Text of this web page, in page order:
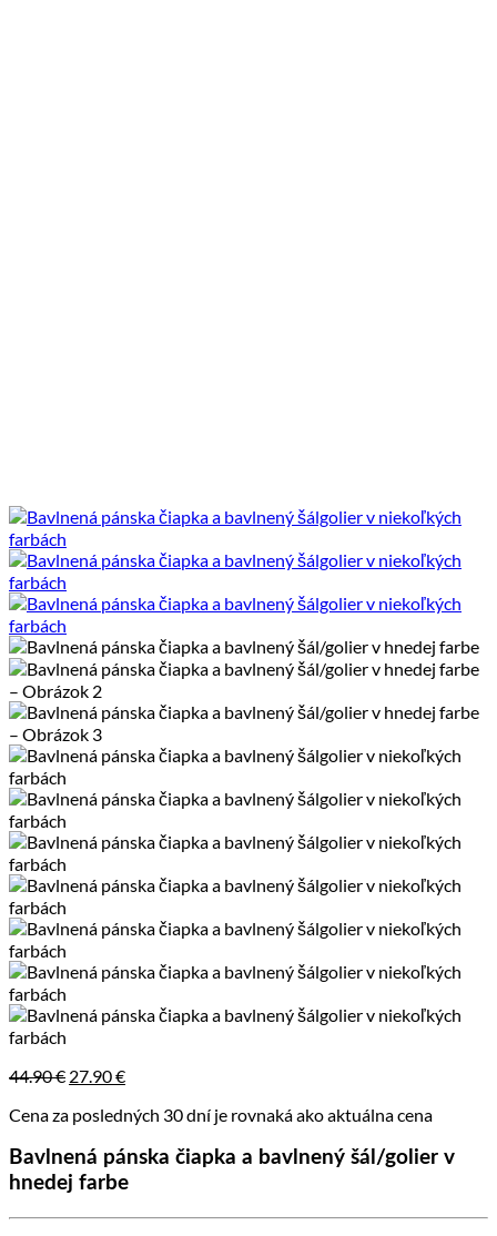
44.90€ Pôvodná
bola:
27.90€Aktuálna
je:
Cena za posledných 30 dní je rovnaká ako aktuálna cena
Bavlnená pánska čiapka a bavlnený šál/golier v
hnedej farbe